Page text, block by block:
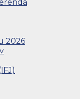
2026